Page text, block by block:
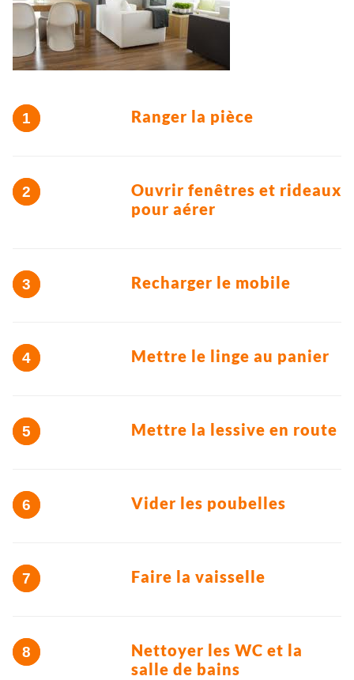
Ranger la pièce
Ouvrir fenêtres et rideaux
pour aérer
Recharger le mobile
Mettre le linge au panier
Mettre la lessive en route
Vider les poubelles
Faire la vaisselle
Nettoyer les WC et la
salle de bains